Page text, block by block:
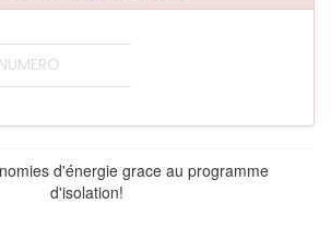
d'énergie grace au programme
d'isolation!